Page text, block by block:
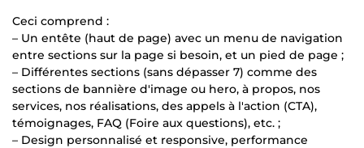
Ceci comprend :
– Un entête (haut de page) avec un menu de navigation
entre sections sur la page si besoin, et un pied de page ;
– Différentes sections (sans dépasser 7) comme des
sections de bannière d'image ou hero, à propos, nos
services, nos réalisations, des appels à l'action (CTA),
témoignages, FAQ (Foire aux questions), etc. ;
– Design personnalisé et responsive, performance